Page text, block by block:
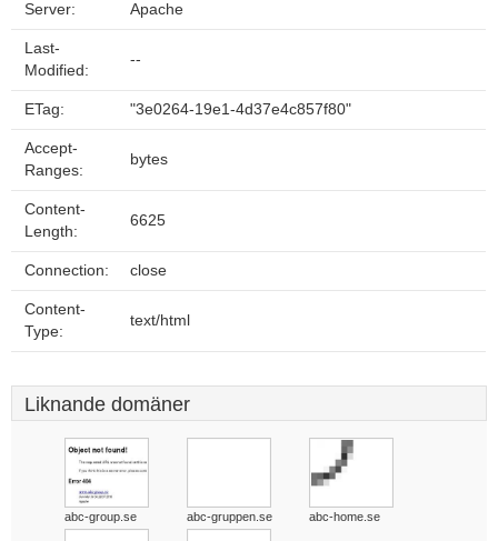
Server: Apache
Last-
Modified:
--
ETag: "3e0264-19e1-4d37e4c857f80"
Accept-
Ranges:
bytes
Content-
Length:
6625
Connection: close
Content-
Type:
text/html
Liknande domäner
abc-group.se abc-gruppen.se abc-home.se